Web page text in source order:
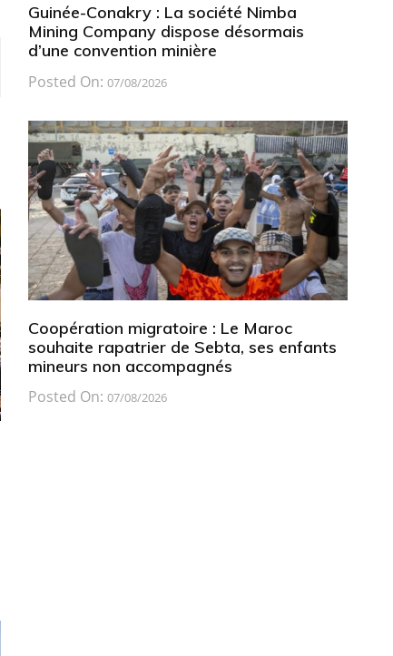
Guinée-Conakry : La société Nimba
Mining Company dispose désormais
d’une convention minière
Posted On: 07/08/2026
Coopération migratoire : Le Maroc
souhaite rapatrier de Sebta, ses enfants
mineurs non accompagnés
Posted On: 07/08/2026